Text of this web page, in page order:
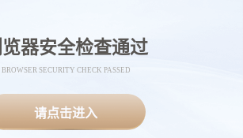
器安全检查通过
BROWSER SECURITY CHECK PASSED
请点击进入